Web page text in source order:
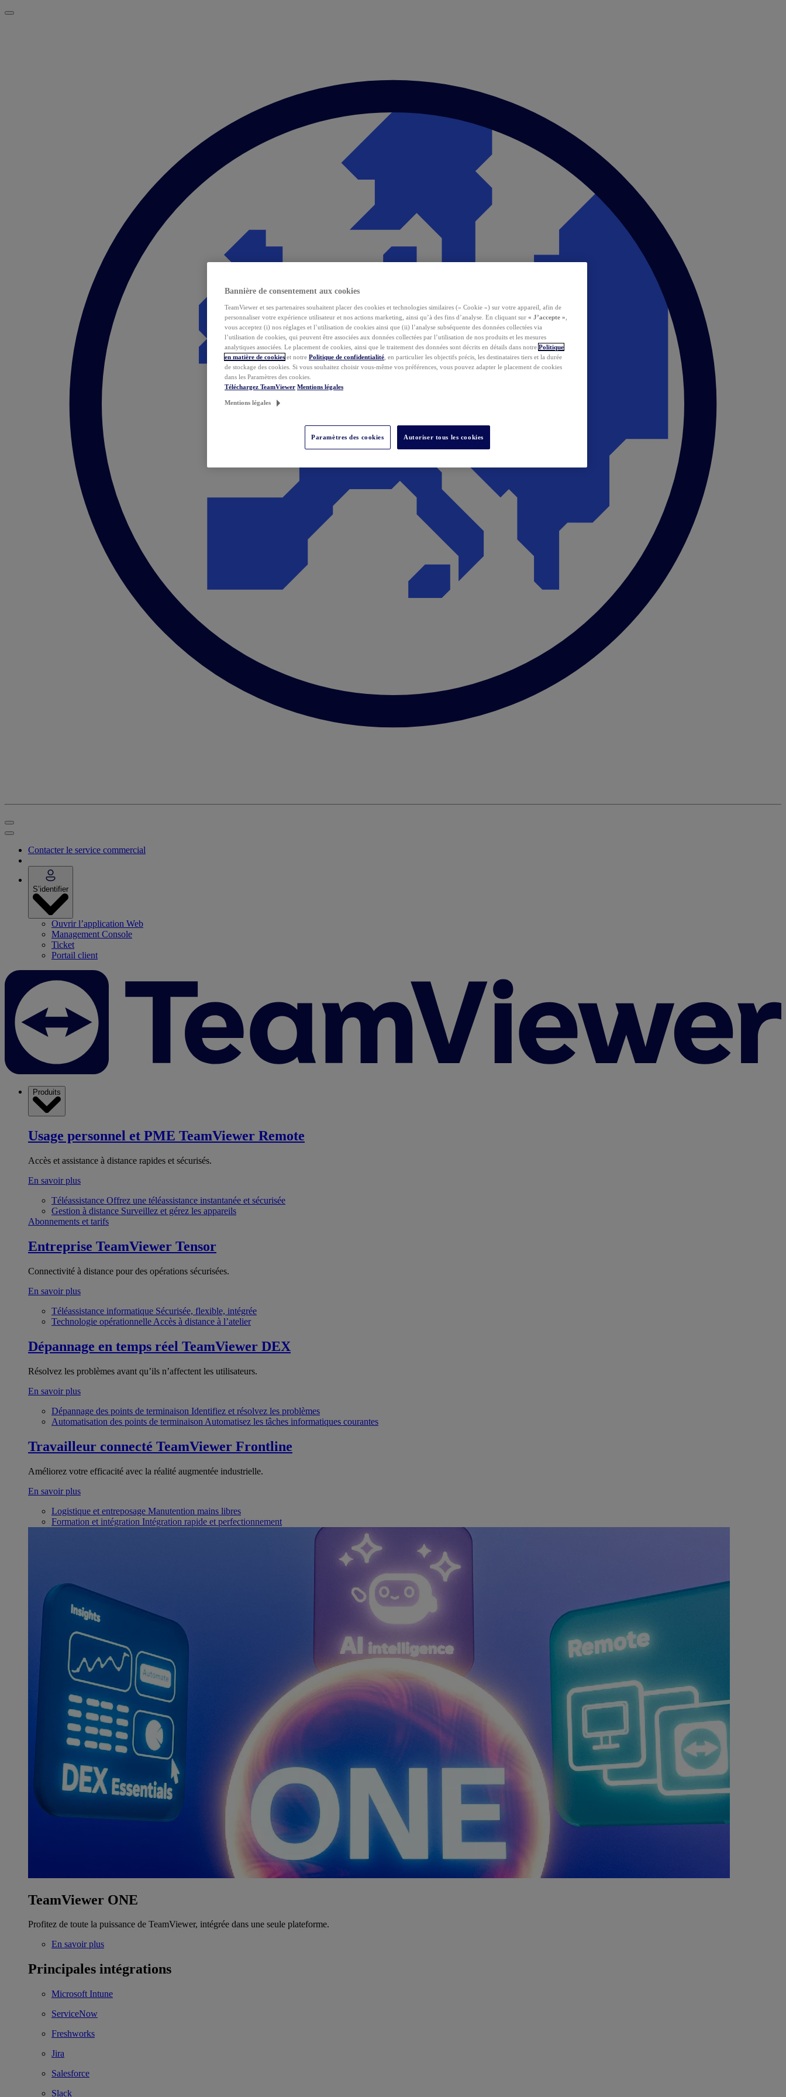
Contacter le service commercial
S’identifier
Ouvrir l’application Web
Management Console
Ticket
Portail client
Produits
Usage personnel et PME TeamViewer Remote
Accès et assistance à distance rapides et sécurisés.
En savoir plus
Téléassistance Offrez une téléassistance instantanée et sécurisée
Gestion à distance Surveillez et gérez les appareils
Abonnements et tarifs
Entreprise TeamViewer Tensor
Connectivité à distance pour des opérations sécurisées.
En savoir plus
Téléassistance informatique Sécurisée, flexible, intégrée
Technologie opérationnelle Accès à distance à l’atelier
Dépannage en temps réel TeamViewer DEX
Résolvez les problèmes avant qu’ils n’affectent les utilisateurs.
En savoir plus
Dépannage des points de terminaison Identifiez et résolvez les problèmes
Automatisation des points de terminaison Automatisez les tâches informatiques courantes
Travailleur connecté TeamViewer Frontline
Améliorez votre efficacité avec la réalité augmentée industrielle.
En savoir plus
Logistique et entreposage Manutention mains libres
Formation et intégration Intégration rapide et perfectionnement
TeamViewer ONE
Profitez de toute la puissance de TeamViewer, intégrée dans une seule plateforme.
En savoir plus
Principales intégrations
Microsoft Intune
ServiceNow
Freshworks
Jira
Salesforce
Slack
Bannière de consentement aux cookies
TeamViewer et ses partenaires souhaitent placer des cookies et technologies similaires (« Cookie ») sur votre appareil, afin de
personnaliser votre expérience utilisateur et nos actions marketing, ainsi qu’à des fins d’analyse. En cliquant sur « J’accepte »
vous acceptez (i) nos réglages et l’utilisation de cookies ainsi que (ii) l’analyse subséquente des données collectées via
l’utilisation de cookies, qui peuvent être associées aux données collectées par l’utilisation de nos produits et les mesures
analytiques associées. Le placement de cookies, ainsi que le traitement des données sont décrits en détails dans notre Politique
en matière de cookies et notre Politique de confidentialité , en particulier les objectifs précis, les destinataires tiers et la durée
de stockage des cookies. Si vous souhaitez choisir vous-même vos préférences, vous pouvez adapter le placement de cookies
dans les Paramètres des cookies.
Téléchargez TeamViewer Mentions légales
Mentions légales
Paramètres des cookies Autoriser tous les cookies